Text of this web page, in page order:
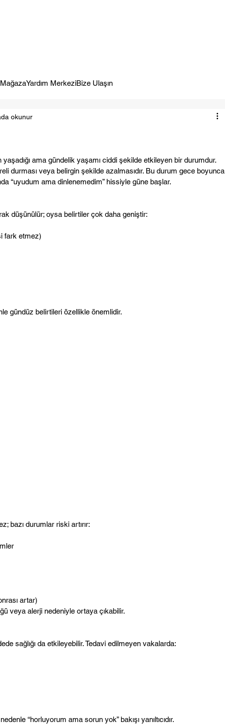
MağazaYardım MerkeziBize Ulaşın
okunur
ama gündelik yaşamı ciddi şekilde etkileyen bir durumdur.
durması veya belirgin şekilde azalmasıdır. Bu durum gece boyunca
“uyudum ama dinlenemedim” hissiyle güne başlar.
düşünülür; oysa belirtiler çok daha geniştir:
fark etmez)
gündüz belirtileri özellikle önemlidir.
bazı durumlar riski artırır:
artar)
veya alerji nedeniyle ortaya çıkabilir.
sağlığı da etkileyebilir. Tedavi edilmeyen vakalarda:
“horluyorum ama sorun yok” bakışı yanıltıcıdır.